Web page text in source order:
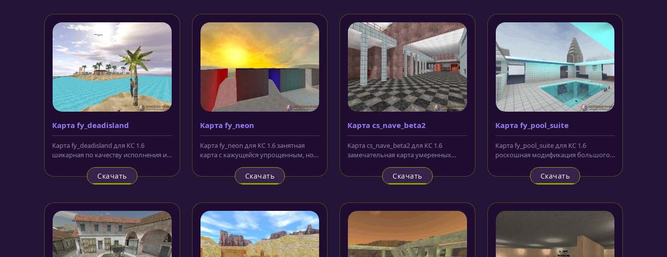
Карта fy_deadisland
Карта fy_deadisland для КС 1.6
шикарная по качеству исполнения и
Скачать
Карта fy_neon
Карта fy_neon для КС 1.6 занятная
карта с кажущейся упрощенным, но
Скачать
Карта cs_nave_beta2
Карта cs_nave_beta2 для КС 1.6
замечательная карта умеренных
можно с...
Скачать
Карта fy_pool_suite
Карта fy_pool_suite для КС 1.6
роскошная модификация большого
сражение...
Скачать